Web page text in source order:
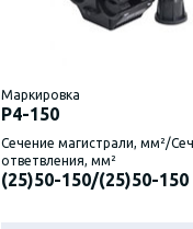
Маркировка
P4-150
Сечение магистрали, мм²/
ответвления, мм²
(25)50-150/(25)50-150